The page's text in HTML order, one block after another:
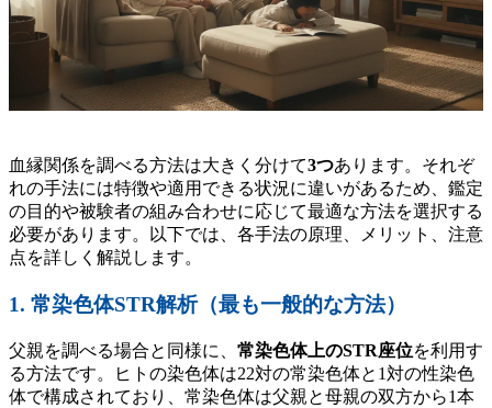
血縁関係を調べる方法は大きく分けて3つあります。それぞ
れの手法には特徴や適用できる状況に違いがあるため、鑑定
の目的や被験者の組み合わせに応じて最適な方法を選択する
必要があります。以下では、各手法の原理、メリット、注意
点を詳しく解説します。
1. 常染色体STR解析（最も一般的な方法）
父親を調べる場合と同様に、 常染色体上のSTR座位を利用す
る方法です。ヒトの染色体は22対の常染色体と1対の性染色
体で構成されており、常染色体は父親と母親の双方から1本